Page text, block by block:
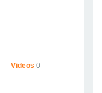
Videos 0